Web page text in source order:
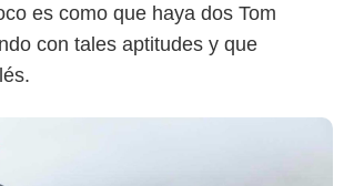
es como que haya dos Tom
con tales aptitudes y que